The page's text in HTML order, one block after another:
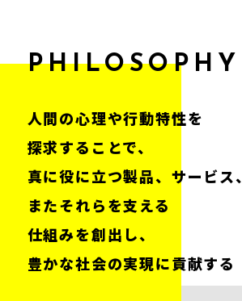
PHILOSOPHY
人間の心理や行動特性を
探求することで、
真に役に立つ製品、サービス、
またそれらを支える
仕組みを創出し、
豊かな社会の実現に貢献する